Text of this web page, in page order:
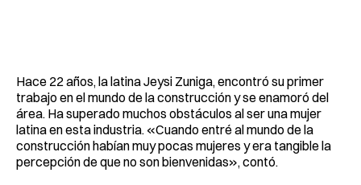
Hace 22 años, la latina Jeysi Zuniga, encontró su primer
trabajo en el mundo de la construcción y se enamoró del
área. Ha superado muchos obstáculos al ser una mujer
latina en esta industria. «Cuando entré al mundo de la
construcción habían muy pocas mujeres y era tangible la
percepción de que no son bienvenidas», contó.